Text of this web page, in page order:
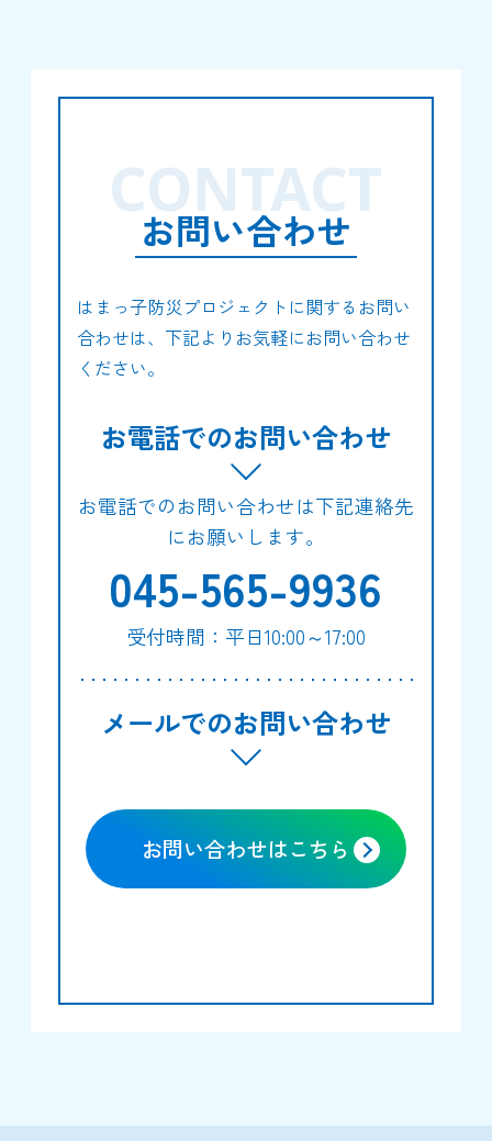
お問い合わせ
CONTACT
はまっ子防災プロジェクトに関するお問い
合わせは、下記よりお気軽にお問い合わせ
ください。
お電話でのお問い合わせ
お電話でのお問い合わせは下記連絡先
にお願いします。
045-565-9936
受付時間：平日10:00～17:00
メールでのお問い合わせ
お問い合わせはこちら